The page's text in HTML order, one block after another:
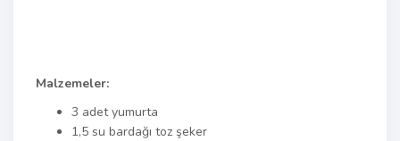
Malzemeler:
3 adet yumurta
1,5 su bardağı toz şeker